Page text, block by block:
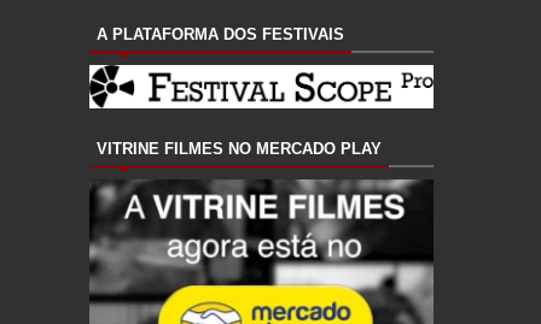
A PLATAFORMA DOS FESTIVAIS
VITRINE FILMES NO MERCADO PLAY